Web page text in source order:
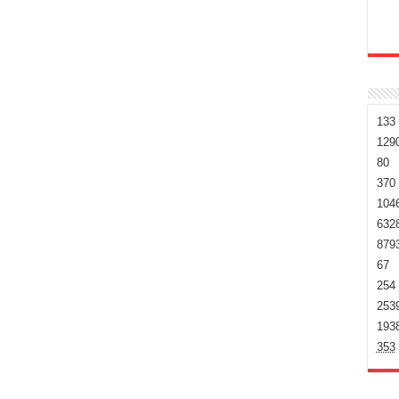
133
80
370
67
254
353